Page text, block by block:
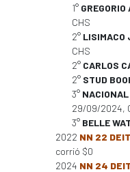
1°
CHS
2° LISIMACO
CHS
2° CARLOS
2° STUD
3°
29/09/2024,
3° BELLE
2022 NN 22
corrió $0
2024 NN 24